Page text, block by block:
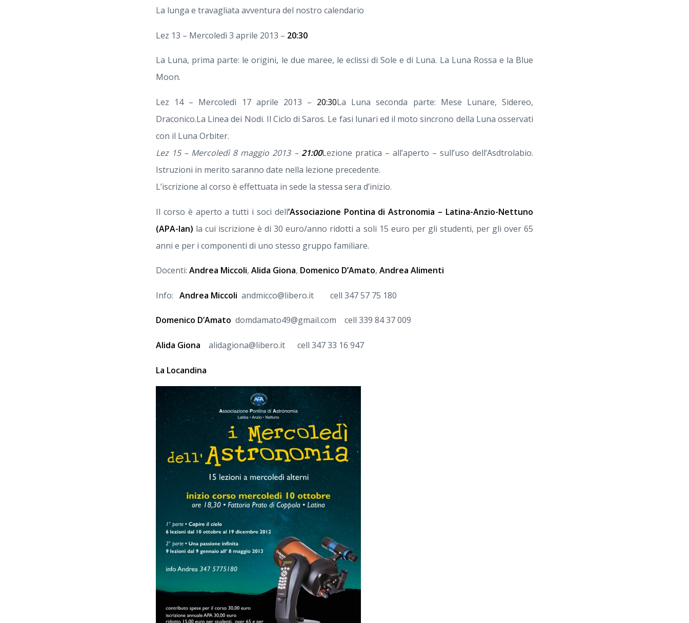
La lunga e travagliata avventura del nostro calendario
Lez 13 – Mercoledì 3 aprile 2013 – 20:30
La Luna, prima parte: le origini, le due maree, le eclissi di Sole e di Luna. La Luna Rossa e la Blue
Moon.
Lez 14 – Mercoledì 17 aprile 2013 – 20:30La Luna seconda parte: Mese Lunare, Sidereo,
Draconico.La Linea dei Nodi. Il Ciclo di Saros. Le fasi lunari ed il moto sincrono della Luna osservati
con il Luna Orbiter.
Lez 15 – Mercoledì 8 maggio 2013 – 21:00Lezione pratica – all’aperto – sull’uso dell’Asdtrolabio.
Istruzioni in merito saranno date nella lezione precedente.
L’iscrizione al corso è effettuata in sede la stessa sera d’inizio.
Il corso è aperto a tutti i soci dell’Associazione Pontina di Astronomia – Latina-Anzio-Nettuno
(APA-lan) la cui iscrizione è di 30 euro/anno ridotti a soli 15 euro per gli studenti, per gli over 65
anni e per i componenti di uno stesso gruppo familiare.
Docenti: Andrea Miccoli, Alida Giona, Domenico D’Amato, Andrea Alimenti
Info: Andrea Miccoli andmicco@libero.it cell 347 57 75 180
Domenico D’Amato domdamato49@gmail.com cell 339 84 37 009
Alida Giona alidagiona@libero.it cell 347 33 16 947
La Locandina